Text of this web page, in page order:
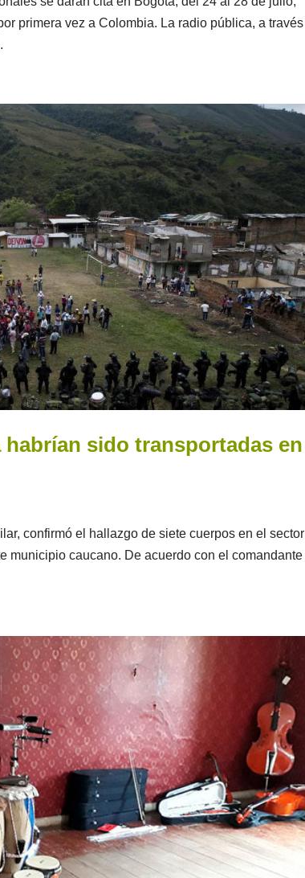
primera vez a Colombia. La radio pública, a través
sido transportadas en
confirmó el hallazgo de siete cuerpos en el sector
municipio caucano. De acuerdo con el comandante